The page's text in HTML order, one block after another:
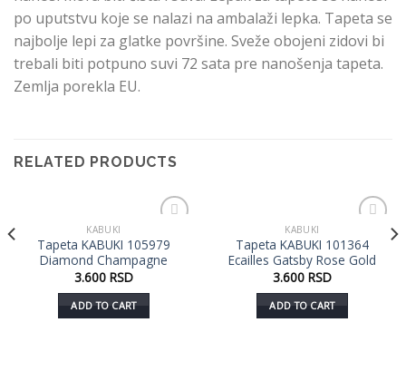
po uputstvu koje se nalazi na ambalaži lepka. Tapeta se
najbolje lepi za glatke površine. Sveže obojeni zidovi bi
trebali biti potpuno suvi 72 sata pre nanošenja tapeta.
Zemlja porekla EU.
RELATED PRODUCTS
u listu
želja
KABUKI
Tapeta KABUKI 105979
Diamond Champagne
3.600 RSD
ADD TO CART
u listu
želja
KABUKI
Tapeta KABUKI 101364
Ecailles Gatsby Rose Gold
3.600 RSD
ADD TO CART